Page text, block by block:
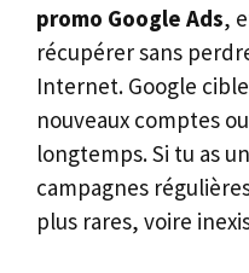
promo Google Ads,
récupérer sans
Internet. Google
nouveaux comptes
longtemps. Si tu as
campagnes
plus rares, voire